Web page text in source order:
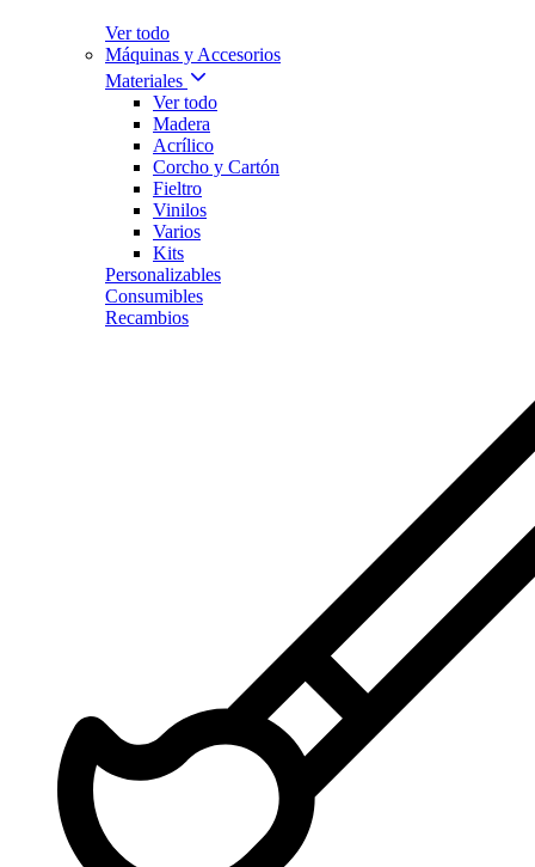
Ver todo
Máquinas y Accesorios
Materiales
Ver todo
Madera
Acrílico
Corcho y Cartón
Fieltro
Vinilos
Varios
Kits
Personalizables
Consumibles
Recambios